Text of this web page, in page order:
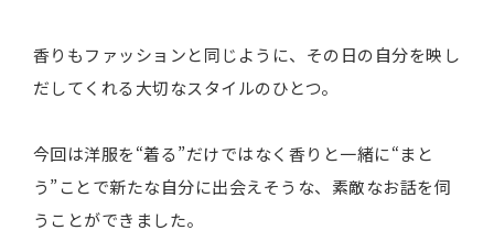
香りもファッションと同じように、その日の自分を映し
だしてくれる大切なスタイルのひとつ。
今回は洋服を“着る”だけではなく香りと一緒に“まと
う”ことで新たな自分に出会えそうな、素敵なお話を伺
うことができました。